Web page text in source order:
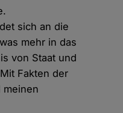
sich an die
mehr in das
von Staat und
Fakten der
meinen